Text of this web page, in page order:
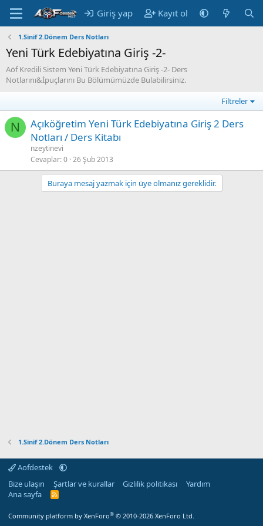
Giriş yap Kayıt ol
1.Sinif 2.Dönem Ders Notları
Yeni Türk Edebiyatına Giriş -2-
Aöf Kredili Sistem Yeni Türk Edebiyatına Giriş -2- Ders
Notlarını&İpuçlarını Bu Bölümümüzde Bulabilirsiniz.
Filtreler
N
Açıköğretim Yeni Türk Edebiyatına Giriş 2 Ders
Notları / Ders Kitabı
nzeytinevi
Cevaplar 0 26 Şub 2013
Buraya mesaj yazmak için üye olmanız gereklidir.
1.Sinif 2.Dönem Ders Notları
Aofdestek
Bize ulaşın
Şartlar ve kurallar Gizlilik politikası
Yardım
Ana sayfa
R
Community platform by XenForo® © 2010-2026 XenForo Ltd.